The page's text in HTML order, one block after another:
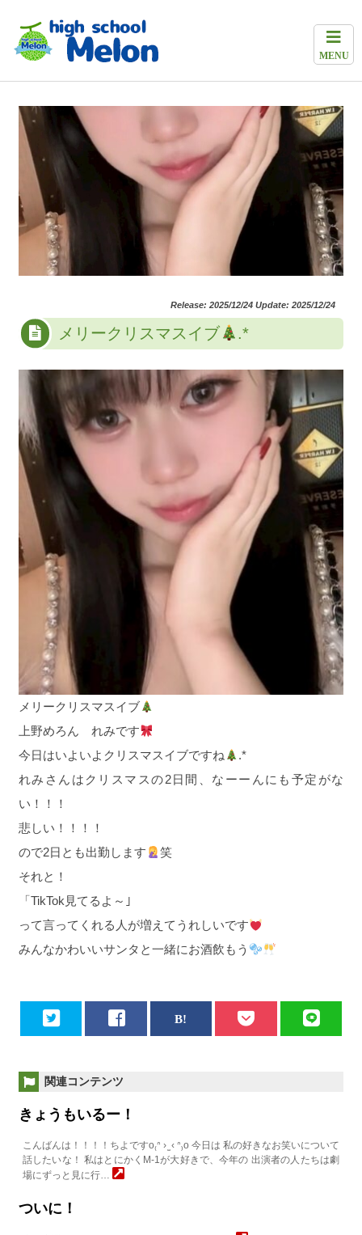
MENU
Release: 2025/12/24 Update: 2025/12/24
メリークリスマスイブ .*
メリークリスマスイブ
上野めろん れみです
今日はいよいよクリスマスイブですね
.*
れみさんはクリスマスの2日間、なーーんにも予定がな
い！！！
悲しい！！！！
ので2日とも出勤します
笑
それと！
「TikTok見てるよ～｣
って言ってくれる人が増えてうれしいです
みんなかわいいサンタと一緒にお酒飲もう
関連コンテンツ
きょうもいるー！
こんばんは！！！！ちよですo₍ᐢ › ̫ ‹ ᐢ₎o 今日は 私の好きなお笑いについて
話したいな！ 私はとにかくM-1が大好きで、今年の 出演者の人たちは劇
場にずっと見に行…
ついに！